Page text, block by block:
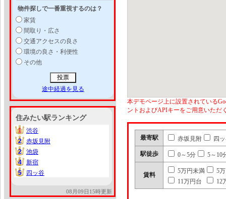
物件探しで一番重視するのは？
家賃
間取り・広さ
交通アクセスの良さ
環境の良さ・利便性
その他
途中経過を見る
住みたい駅ランキング
1
1
渋谷
2
2
赤坂見附
2
2
池袋
4
4
新宿
5
5 四ッ谷
08月09日15時更新
本デモページ上に設置されている
ントおよびAPIキーをご用意いただ
最寄駅 赤坂見附 四
駅徒歩 0～5分 5～10
賃料
5万円未満
5
11万円台
12